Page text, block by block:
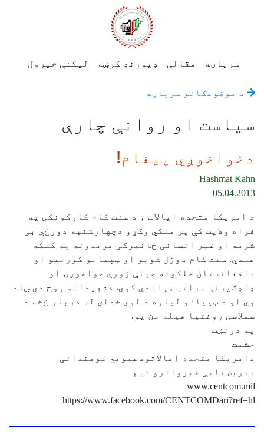
سرپاڼه مقالې ډیورنډ کرښه لیکنې خپرول
د موضوعګانو سرپاڼه
سياست او روانې چارې
دخواخوږي پیغام!
Hashmat Kahn
05.04.2013
د امریکا متحده ایالات ، د سنت کام کارکونکي په
فراه ولایت کې پر ملکي وګړو دچهارشنبه دورځي بی
شرمه او غیر انسانی ځانمرګی بریدونه په کلکه
غندي. سنت کام دوژل شویو او ټپیانو کورنیو او
دافغانستان خلکوته خپلې ژورې خواخوږۍ او
ډاډګیرنې مراتب وړاندې کوي. دشهیدانو روح دي ښاد
وي او د ټپیانو لپاره د لوي خدای له دربار څخه د
سملاسی روغتیا هیله من یو.
په درنښت
حشمت
دامریکا متحده ایالاتودعمومي قومندانی
دبریښنایې خبرواترو تیم
www.centcom.mil
https://www.facebook.com/CENTCOMDari?ref=hl